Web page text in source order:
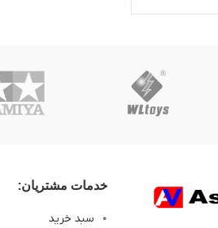
خدمات مشتریان:
سبد خرید